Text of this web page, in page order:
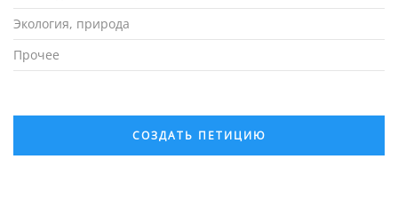
Экология, природа
Прочее
СОЗДАТЬ ПЕТИЦИЮ